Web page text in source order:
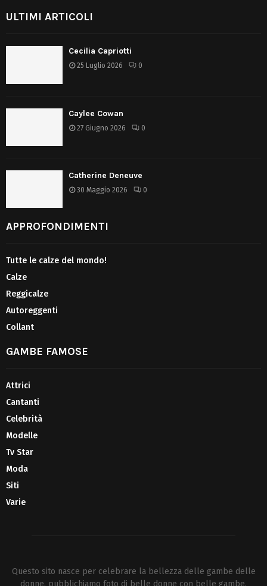
ULTIMI ARTICOLI
Cecilia Capriotti
25 Luglio 2026 0
Caylee Cowan
27 Giugno 2026 0
Catherine Deneuve
30 Maggio 2026 0
APPROFONDIMENTI
Tutte le calze del mondo!
Calze
Reggicalze
Autoreggenti
Collant
GAMBE FAMOSE
Attrici
Cantanti
Celebrità
Modelle
Tv Star
Moda
Siti
Varie
Questo sito nasce per celebrare la bellezza delle gambe delle